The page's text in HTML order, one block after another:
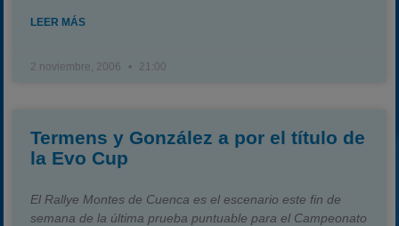
LEER MÁS
2 noviembre, 2006 21:00
Termens y González a por el título de
la Evo Cup
El Rallye Montes de Cuenca es el escenario este fin de
semana de la última prueba puntuable para el Campeonato